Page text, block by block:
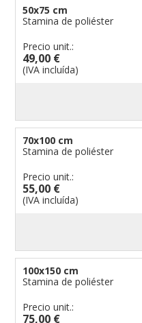
50x75 cm
Stamina de poliéster
Precio unit.:
49,00 €
(IVA incluída)
70x100 cm
Stamina de poliéster
Precio unit.:
55,00 €
(IVA incluída)
100x150 cm
Stamina de poliéster
Precio unit.:
75,00 €